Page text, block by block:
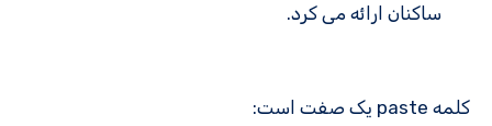
ساکنان ارائه می کرد.
کلمه paste یک صفت است: